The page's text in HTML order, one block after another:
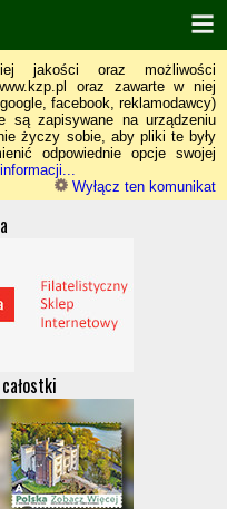
jakości oraz możliwości
oraz zawarte w niej
facebook, reklamodawcy)
są zapisywane na urządzeniu
życzy sobie, aby pliki te były
odpowiednie opcje swojej
Wyłącz ten komunikat